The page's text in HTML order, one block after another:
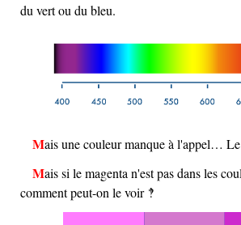
du vert ou du bleu.
Mais une couleur manque à l'appel… Le
Mais si le magenta n'est pas dans les couleurs visibles…
comment peut-on le voir ‽